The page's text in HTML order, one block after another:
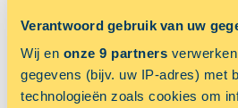
Verantwoord gebruik van uw
Wij en onze 9 partners
gegevens (bijv. uw IP-adres) met
technologieën zoals cookies om
Jouw
TOON OP
Sorry, met de door jou ingevulde adresgegevens